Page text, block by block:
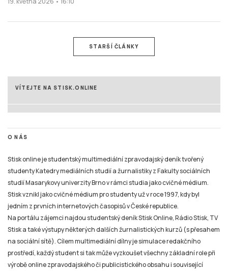
STARŠÍ ČLÁNKY
VÍTEJTE NA STISK.ONLINE
O NÁS
Stisk online je studentský multimediální zpravodajský deník tvořený
studenty Katedry mediálních studií a žurnalistiky z Fakulty sociálních
studií Masarykovy univerzity Brno v rámci studia jako cvičné médium.
Stisk vznikl jako cvičné médium pro studenty už v roce 1997, kdy byl
jedním z prvních internetových časopisů v České republice.
Na portálu zájemci najdou studentský deník Stisk Online, Rádio Stisk, TV
Stisk a také výstupy některých dalších žurnalistických kurzů (s přesahem
na sociální sítě). Cílem multimediální dílny je simulace redakčního
prostředí, každý student si tak může vyzkoušet všechny základní role při
výrobě online zpravodajského či publicistického obsahu i související